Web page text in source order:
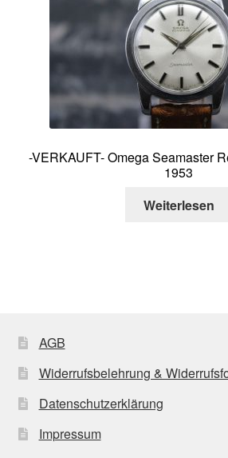
-VERKAUFT- Omega Seamaster
1953
Weiterlesen
AGB
Widerrufsbelehrung &
Datenschutzerklärung
Impressum